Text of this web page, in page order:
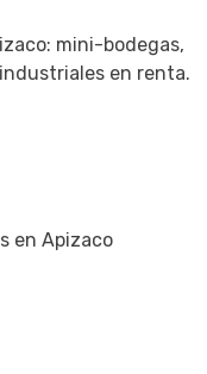
mini-bodegas,
en renta.
en Apizaco